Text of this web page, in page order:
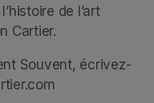
de l’art
Cartier.
Souvent, écrivez-